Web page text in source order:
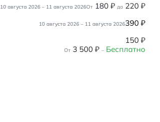
10 августа 2026 – 11 августа 2026От 180 ₽ до 220 ₽
10 августа 2026 – 11 августа 2026390 ₽
150 ₽
От 3 500 ₽ – Бесплатно